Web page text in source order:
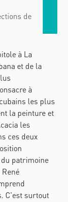
de
à La
et de la
à
les plus
la peinture et
les
ces deux
patrimoine
C'est surtout